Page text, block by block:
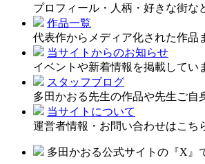
プロフィール・人柄・好きな街な
作品一覧
代表作からメディア化された作品
当サイトからのお知らせ
イベントや新着情報を掲載してい
スタッフブログ
多田かおる先生の作品や先生ご自
当サイトについて
運営者情報・お問い合わせはこち
多田かおる公式サイトの『X』